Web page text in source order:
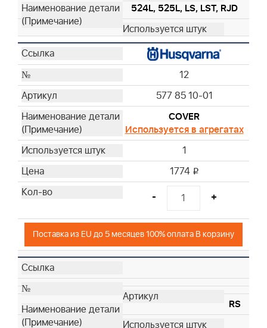
524L, 525L, LS, LST, RJD
12
577 85 10-01
COVER
Используется в агрегатах
1
1774 i
- +
Поставка из EU до 5 месяцев 100% оплата В корзину
RS